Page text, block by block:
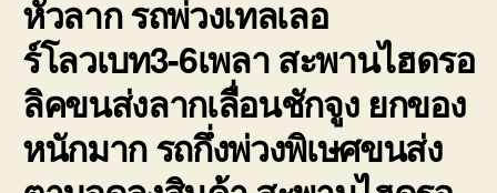
หัวลาก รถพ่วงเทลเลอ
ร์โลวเบท3-6เพลา สะพานไฮดรอ
ลิคขนส่งลากเลื่อนชักจูง ยกของ
หนักมาก รถกึ่งพ่วงพิเษศขนส่ง